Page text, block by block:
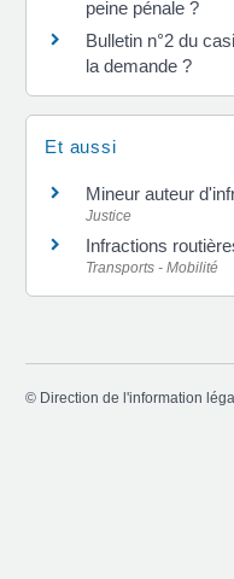
peine pénale ?
Bulletin n°2 du
la demande ?
Et aussi
Mineur auteur
Justice
Infractions
Transports - Mobilité
© Direction de l'information